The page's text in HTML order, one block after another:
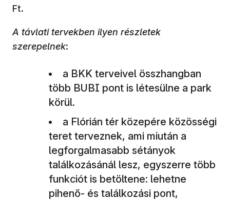
Ft.
A távlati tervekben ilyen részletek
szerepelnek:
a BKK terveivel összhangban
több BUBI pont is létesülne a park
körül.
a Flórián tér közepére közösségi
teret terveznek, ami miután a
legforgalmasabb sétányok
találkozásánál lesz, egyszerre több
funkciót is betöltene: lehetne
pihenő- és találkozási pont,